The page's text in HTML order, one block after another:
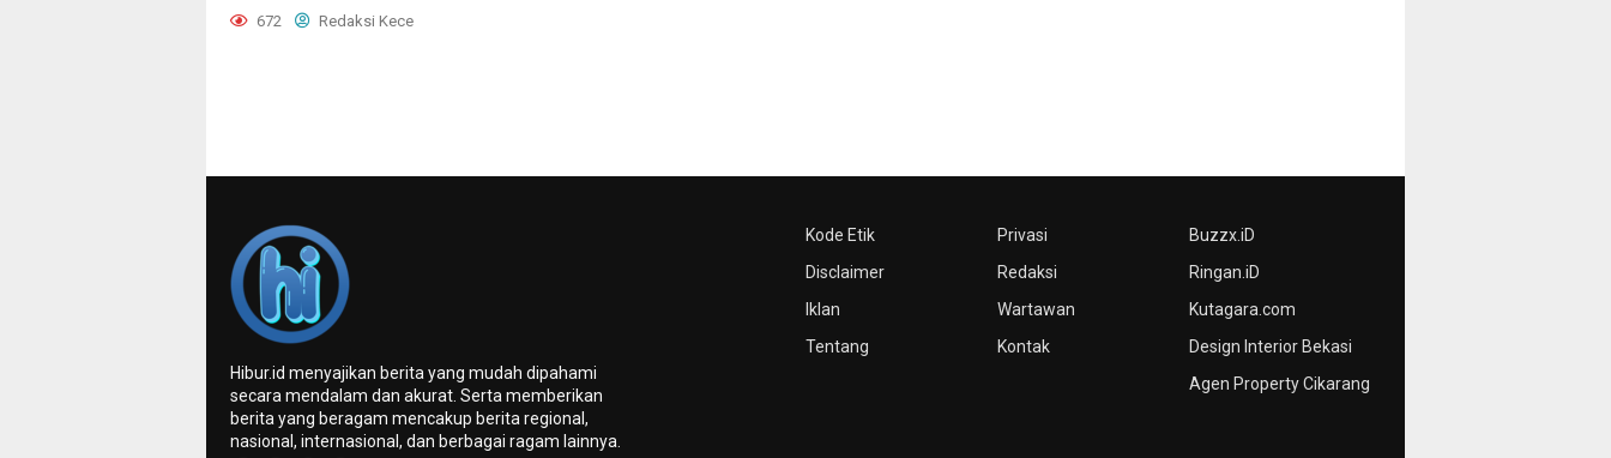
672 Redaksi Kece
Kode Etik
Disclaimer
Iklan
Tentang
Privasi
Redaksi
Wartawan
Kontak
Buzzx.iD
Ringan.iD
Kutagara.com
Design Interior Bekasi
Agen Property Cikarang
Hibur.id menyajikan berita yang mudah dipahami
secara mendalam dan akurat. Serta memberikan
berita yang beragam mencakup berita regional,
nasional, internasional, dan berbagai ragam lainnya.